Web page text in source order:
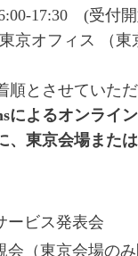
17:30 (受付
京オフィス （東
順とさせていただ
によるオンライ
、東京会場また
ービス発表会
（東京会場のみ